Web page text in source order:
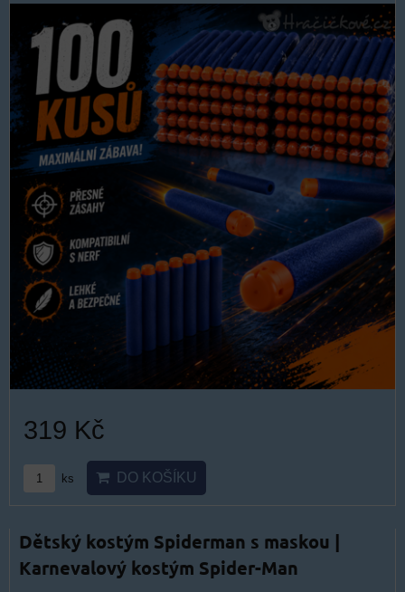
319 Kč
ks DO KOŠÍKU
Dětský kostým Spiderman s maskou |
Karnevalový kostým Spider-Man